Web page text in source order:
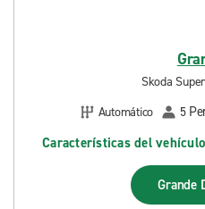
Skoda
Automático
5
Características del vehículo
Grande